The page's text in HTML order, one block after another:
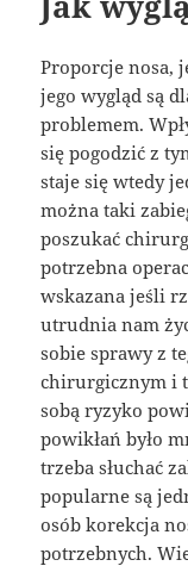
Proporcje nosa,
jego wygląd są
problemem.
się pogodzić z
staje się wtedy
można taki
poszukać
potrzebna
wskazana jeśli
utrudnia nam
sobie sprawy z
chirurgicznym i
sobą ryzyko
powikłań było
trzeba słuchać
popularne są
osób korekcja
potrzebnych.